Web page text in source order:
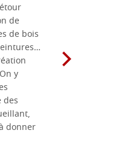
de
de bois
y
des
donner